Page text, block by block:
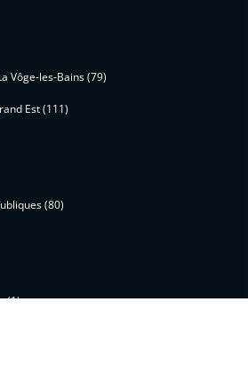
Vôge-les-Bains(79)
Est(111)
(80)
(1)